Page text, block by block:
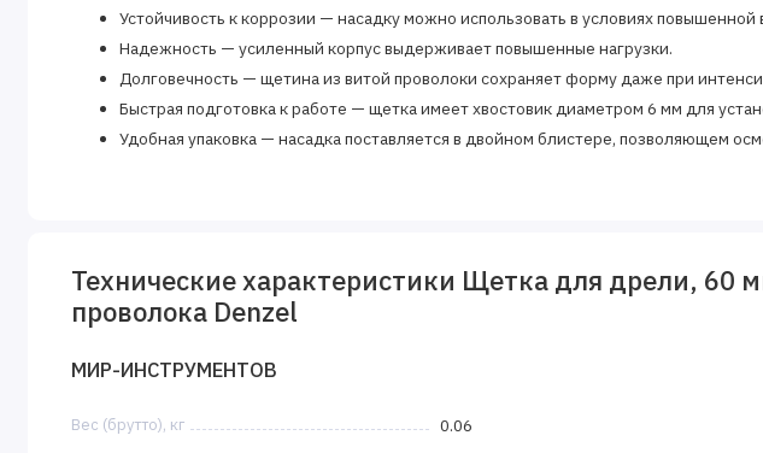
Устойчивость к коррозии — насадку можно использовать в условиях повышенной
Надежность — усиленный корпус выдерживает повышенные нагрузки.
Долговечность — щетина из витой проволоки сохраняет форму даже при
Быстрая подготовка к работе — щетка имеет хвостовик диаметром 6 мм для
Удобная упаковка — насадка поставляется в двойном блистере, позволяющем
Технические характеристики Щетка для дрели,
проволока Denzel
МИР-ИНСТРУМЕНТОВ
Вес (брутто), кг 0.06